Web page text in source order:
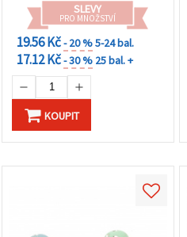
SLEVY
PRO MNOŽSTVÍ
19.56 Kč- 20 %5-24 bal.
17.12 Kč- 30 % 25 bal. +
KOUPIT